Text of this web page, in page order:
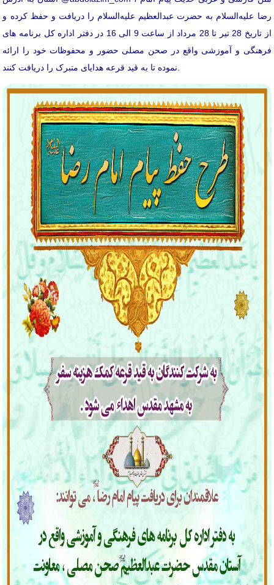
رضا علیه‌السلام به حضرت عبدالعظیم علیه‌السلام را دریافت و حفظ کرده و
از تاریخ 28 تیر تا 28 مرداد از ساعت 9 الی 16 در دفتر اداره کل برنامه های
فرهنگی و آموزشی واقع در صحن مصلی حضور و محفوظات خود را ارائه